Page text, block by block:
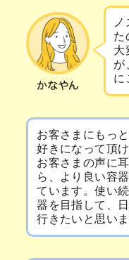
た
大
が
に
お客さまにもっ
好きになって頂
お客さまの声に
ら、より良い容
ています。使い
器を目指して、
行きたいと思いま